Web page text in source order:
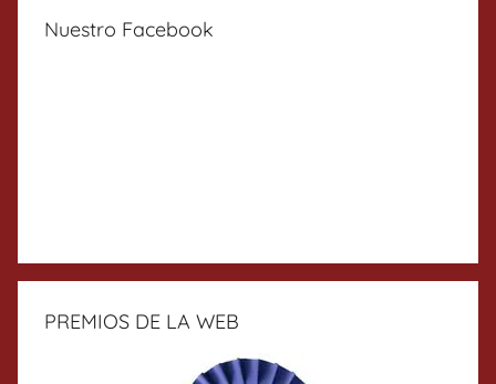
Nuestro Facebook
PREMIOS DE LA WEB